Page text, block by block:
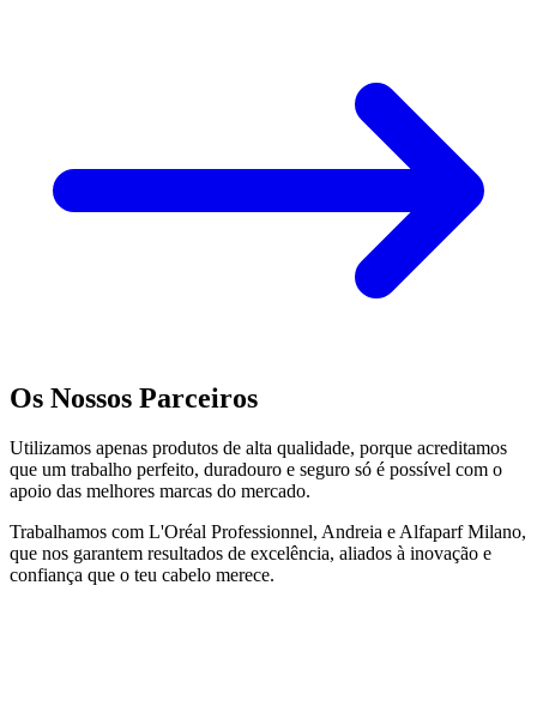
Os Nossos Parceiros
Utilizamos apenas produtos de alta qualidade, porque acreditamos
que um trabalho perfeito, duradouro e seguro só é possível com o
apoio das melhores marcas do mercado.
Trabalhamos com L'Oréal Professionnel, Andreia e Alfaparf Milano,
que nos garantem resultados de excelência, aliados à inovação e
confiança que o teu cabelo merece.